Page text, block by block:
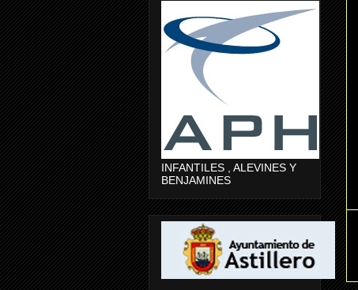
INFANTILES , ALEVINES Y
BENJAMINES